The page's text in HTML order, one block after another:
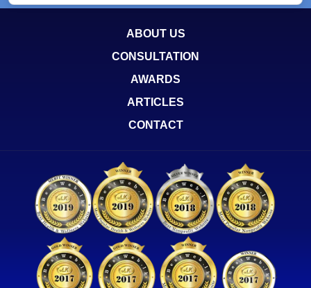
ABOUT US
CONSULTATION
AWARDS
ARTICLES
CONTACT